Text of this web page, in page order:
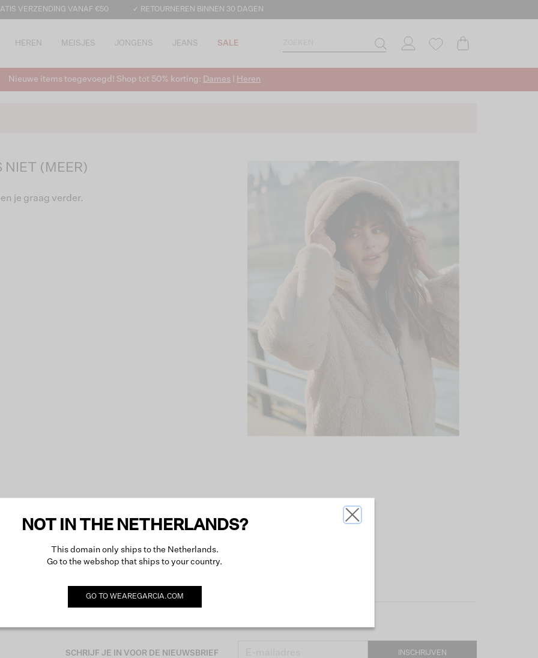
VERZENDING VANAF €50 ✓ RETOURNEREN BINNEN 30 DAGEN
HEREN MEISJES JONGENS JEANS SALE
Nieuwe items toegevoegd! Shop tot 50% korting: Dames Heren
NIET (MEER)
je graag verder.
SCHRIJF JE IN VOOR DE NIEUWSBRIEF INSCHRIJVEN
NOT IN THE NETHERLANDS?
This domain only ships to the Netherlands.
Go to the webshop that ships to your country.
GO TO WEAREGARCIA.COM